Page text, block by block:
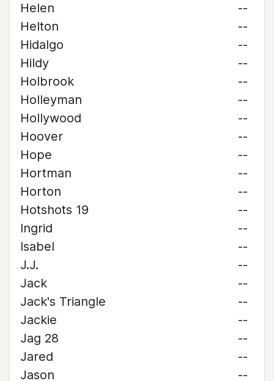
Helen
--
Helton
--
Hidalgo
--
Hildy
--
Holbrook
--
Holleyman
--
Hollywood
--
Hoover
--
Hope
--
Hortman
--
Horton
--
Hotshots 19
--
Ingrid
--
Isabel
--
J.J.
--
Jack
--
Jack's Triangle
--
Jackie
--
Jag 28
--
Jared
--
Jason
--